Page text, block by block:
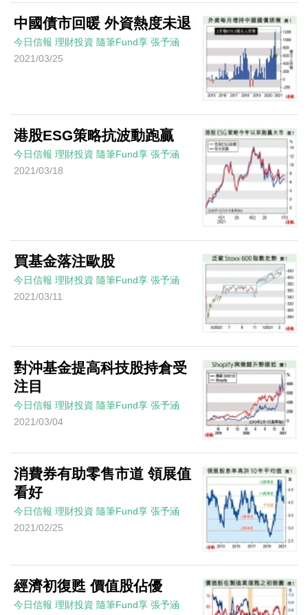
中國債市回暖 外資熱度未退
今日信報 理財投資 隨筆Fund享 張予涵
2021/03/25
港股ESG策略抗波動跑贏
今日信報 理財投資 隨筆Fund享 張予涵
2021/03/18
買基金落注歐股
今日信報 理財投資 隨筆Fund享 張予涵
2021/03/11
對沖基金提高科技股持倉受
注目
今日信報 理財投資 隨筆Fund享 張予涵
2021/03/04
消費券有助零售市道 領展值
看好
今日信報 理財投資 隨筆Fund享 張予涵
2021/02/25
經濟初復甦 價值股佔優
今日信報 理財投資 隨筆Fund享 張予涵